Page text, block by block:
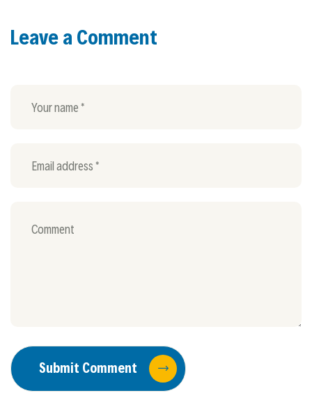
Leave a Comment
Submit Comment